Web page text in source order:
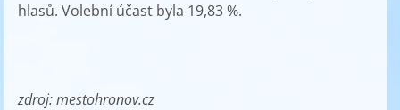
hlasů. Volební účast byla 19,83 %.
zdroj: mestohronov.cz